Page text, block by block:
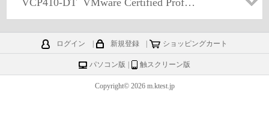
VCP410-DT VMware Certified Professional 4 - Deskto
ログイン 新規登録 ショッピングカート
パソコン版 触スクリーン版
Copyright© 2026 m.ktest.jp